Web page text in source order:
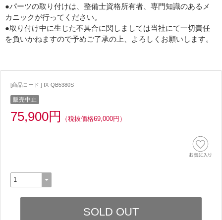
●パーツの取り付けは、整備士資格所有者、専門知識のあるメ
カニックが行ってください。
●取り付け中に生じた不具合に関しましては当社にて一切責任
を負いかねますので予めご了承の上、よろしくお願いします。
[商品コード ] IX-QB5380S
販売中止
75,900円 （税抜価格69,000円）